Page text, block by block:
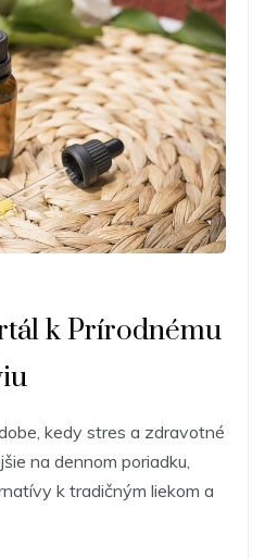
k Prírodnému
kedy stres a zdravotné
na dennom poriadku,
k tradičným liekom a